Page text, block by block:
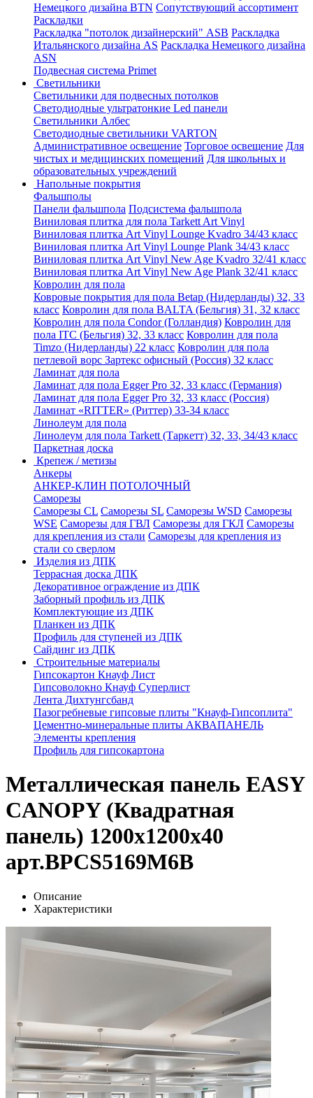
Немецкого дизайна ВТN Сопутствующий ассортимент
Раскладки
Раскладка "потолок дизайнерский" ASB Раскладка
Итальянского дизайна AS Раскладка Немецкого дизайна
АSN
Подвесная система Primet
Светильники
Светильники для подвесных потолков
Светодиодные ультратонкие Led панели
Светильники Албес
Светодиодные светильники VARTON
Административное освещение Торговое освещение Для
чистых и медицинских помещений Для школьных и
образовательных учреждений
Напольные покрытия
Фальшполы
Панели фальшпола Подсистема фальшпола
Виниловая плитка для пола Tarkett Art Vinyl
Виниловая плитка Art Vinyl Lounge Kvadro 34/43 класс
Виниловая плитка Art Vinyl Lounge Plank 34/43 класс
Виниловая плитка Art Vinyl New Age Kvadro 32/41 класс
Виниловая плитка Art Vinyl New Age Plank 32/41 класс
Ковролин для пола
Ковровые покрытия для пола Betap (Нидерланды) 32, 33
класс Ковролин для пола BALTA (Бельгия) 31, 32 класс
Ковролин для пола Condor (Голландия) Ковролин для
пола ITC (Бельгия) 32, 33 класс Ковролин для пола
Timzo (Нидерланды) 22 класс Ковролин для пола
петлевой ворс Зартекс офисный (Россия) 32 класс
Ламинат для пола
Ламинат для пола Egger Pro 32, 33 класс (Германия)
Ламинат для пола Egger Pro 32, 33 класс (Россия)
Ламинат «RITTER» (Риттер) 33-34 класс
Линолеум для пола
Линолеум для пола Tarkett (Таркетт) 32, 33, 34/43 класс
Паркетная доска
Крепеж / метизы
Анкеры
АНКЕР-КЛИН ПОТОЛОЧНЫЙ
Саморезы
Саморезы CL Саморезы SL Саморезы WSD Саморезы
WSE Саморезы для ГВЛ Саморезы для ГКЛ Саморезы
для крепления из стали Саморезы для крепления из
стали со сверлом
Изделия из ДПК
Террасная доска ДПК
Декоративное ограждение из ДПК
Заборный профиль из ДПК
Комплектующие из ДПК
Планкен из ДПК
Профиль для ступеней из ДПК
Сайдинг из ДПК
Строительные материалы
Гипсокартон Кнауф Лист
Гипсоволокно Кнауф Суперлист
Лента Дихтунгсбанд
Пазогребневые гипсовые плиты "Кнауф-Гипсоплита"
Цементно-минеральные плиты АКВАПАНЕЛЬ
Элементы крепления
Профиль для гипсокартона
Металлическая панель EASY
CANOPY (Квадратная
панель) 1200x1200x40
арт.BPCS5169M6B
Описание
Характеристики